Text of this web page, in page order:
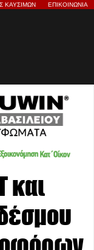
ΚΑΥΣΙΜΩΝ ΕΠΙΚΟΙΝΩΝΙΑ
και